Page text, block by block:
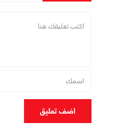
اضف تعليق